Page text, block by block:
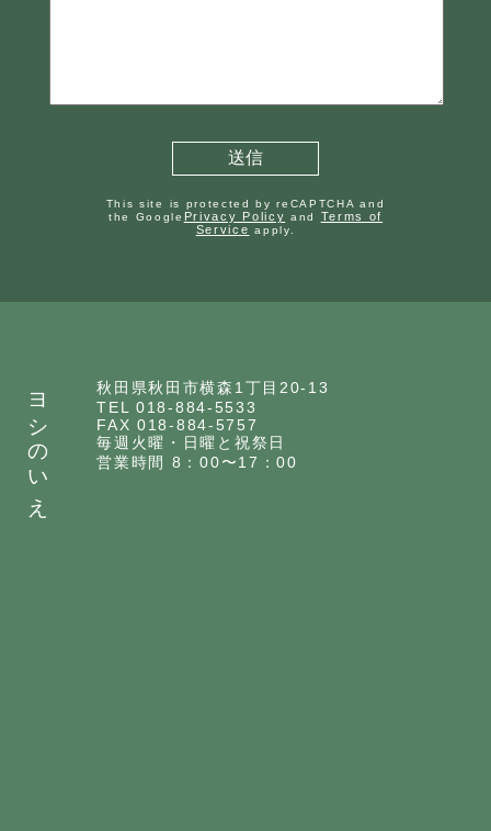
This site is protected by reCAPTCHA and
the Google Privacy Policy and Terms of
Service apply.
ヨシのいえ
秋田県秋田市横森1丁目20-13
TEL 018-884-5533
FAX 018-884-5757
毎週火曜・日曜と祝祭日
営業時間 8：00〜17：00